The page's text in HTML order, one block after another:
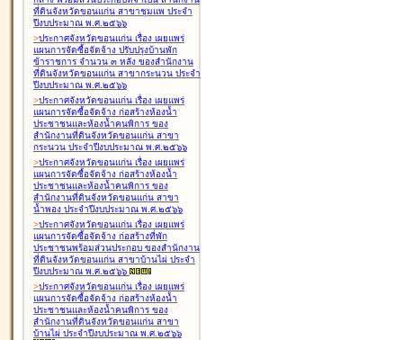
ที่ดินจังหวัดขอนแก่น สาขาชุมแพ ประจำ
ปีงบประมาณ พ.ศ.๒๕๖๖
>ประกาศจังหวัดขอนแก่น เรื่อง เผยแพร่
แผนการจัดซื้อจัดจ้าง ปรับปรุงบ้านพัก
ข้าราชการ จำนวน ๓ หลัง ของสำนักงาน
ที่ดินจังหวัดขอนแก่น สาขากระนวน ประจำ
ปีงบประมาณ พ.ศ.๒๕๖๖
>ประกาศจังหวัดขอนแก่น เรื่อง เผยแพร่
แผนการจัดซื้อจัดจ้าง ก่อสร้างห้องน้ำ
ประชาชนและห้องน้ำคนพิการ ของ
สำนักงานที่ดินจังหวัดขอนแก่น สาขา
กระนวน ประจำปีงบประมาณ พ.ศ.๒๕๖๖
>ประกาศจังหวัดขอนแก่น เรื่อง เผยแพร่
แผนการจัดซื้อจัดจ้าง ก่อสร้างห้องน้ำ
ประชาชนและห้องน้ำคนพิการ ของ
สำนักงานที่ดินจังหวัดขอนแก่น สาขา
น้ำพอง ประจำปีงบประมาณ พ.ศ.๒๕๖๖
>ประกาศจังหวัดขอนแก่น เรื่อง เผยแพร่
แผนการจัดซื้อจัดจ้าง ก่อสร้างที่พัก
ประชาชนพร้อมส่วนประกอบ ของสำนักงาน
ที่ดินจังหวัดขอนแก่น สาขาบ้านไผ่ ประจำ
ปีงบประมาณ พ.ศ.๒๕๖๖
>ประกาศจังหวัดขอนแก่น เรื่อง เผยแพร่
แผนการจัดซื้อจัดจ้าง ก่อสร้างห้องน้ำ
ประชาชนและห้องน้ำคนพิการ ของ
สำนักงานที่ดินจังหวัดขอนแก่น สาขา
บ้านไผ่ ประจำปีงบประมาณ พ.ศ.๒๕๖๖